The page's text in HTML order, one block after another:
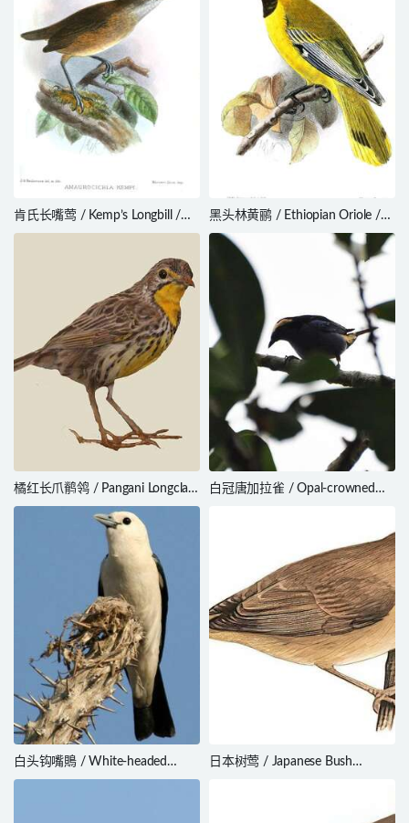
肯氏长嘴莺 / Kemp’s Longbill /
Macrosphenus kempi
黑头林黄鹂 / Ethiopian Oriole /
Oriolus monacha
橘红长爪鹡鸰 / Pangani Longclaw
/ Macronyx aurantiigula
白冠唐加拉雀 / Opal-crowned
白头钩嘴鵙 / White-headed
Vanga / Artamella viridis
日本树莺 / Japanese Bush